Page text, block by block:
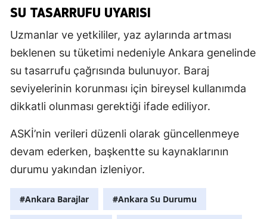
SU TASARRUFU UYARISI
Uzmanlar ve yetkililer, yaz aylarında artması
beklenen su tüketimi nedeniyle Ankara genelinde
su tasarrufu çağrısında bulunuyor. Baraj
seviyelerinin korunması için bireysel kullanımda
dikkatli olunması gerektiği ifade ediliyor.
ASKİ’nin verileri düzenli olarak güncellenmeye
devam ederken, başkentte su kaynaklarının
durumu yakından izleniyor.
#Ankara Barajlar #Ankara Su Durumu